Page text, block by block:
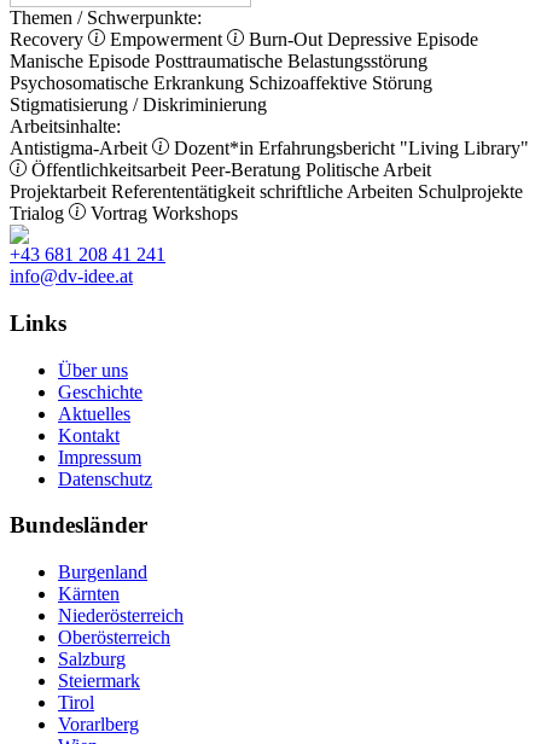
Themen / Schwerpunkte:
Recovery
Empowerment Burn-Out Depressive Episode
Manische Episode Posttraumatische Belastungsstörung
Psychosomatische Erkrankung Schizoaffektive Störung
Stigmatisierung / Diskriminierung
Arbeitsinhalte:
Antistigma-Arbeit
Dozent*in Erfahrungsbericht "Living Library"
Öffentlichkeitsarbeit Peer-Beratung Politische Arbeit
Projektarbeit Referententätigkeit schriftliche Arbeiten Schulprojekte
Trialog
Vortrag Workshops
+43 681 208 41 241
info@dv-idee.at
Links
Über uns
Geschichte
Aktuelles
Kontakt
Impressum
Datenschutz
Bundesländer
Burgenland
Kärnten
Niederösterreich
Oberösterreich
Salzburg
Steiermark
Tirol
Vorarlberg